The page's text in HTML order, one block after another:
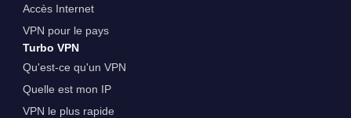
Accès Internet
VPN pour le pays
Turbo VPN
Qu'est-ce qu'un VPN
Quelle est mon IP
VPN le plus rapide